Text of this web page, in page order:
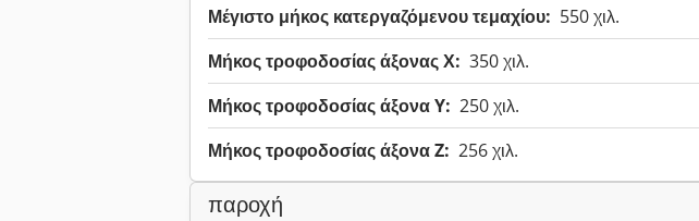
Μέγιστο μήκος κατεργαζόμενου τεμαχίου: 550 χιλ.
Μήκος τροφοδοσίας άξονας Χ: 350 χιλ.
Μήκος τροφοδοσίας άξονα Y: 250 χιλ.
Μήκος τροφοδοσίας άξονα Z: 256 χιλ.
παροχή